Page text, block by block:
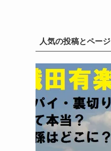
人気の投稿とページ